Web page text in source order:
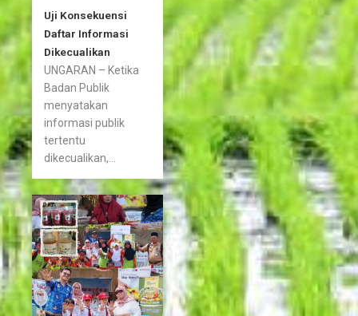
Uji Konsekuensi
Daftar Informasi
Dikecualikan
UNGARAN – Ketika
Badan Publik
menyatakan
informasi publik
tertentu
dikecualikan,...